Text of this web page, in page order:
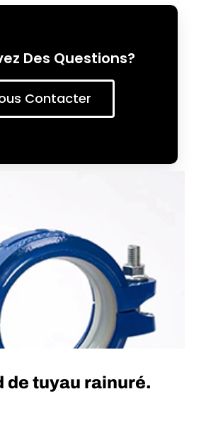
Des Questions?
Contacter
de tuyau rainuré.